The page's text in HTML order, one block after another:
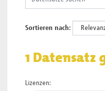
Sortieren nach
1 Datensatz
Lizenzen: